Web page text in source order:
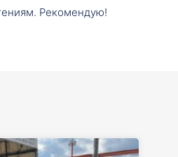
Рекомендую!